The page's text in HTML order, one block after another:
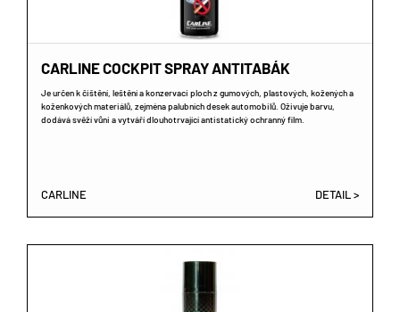
CARLINE COCKPIT SPRAY ANTITABÁK
Je určen k čištění, leštění a konzervaci ploch z gumových, plastových, kožených a
koženkových materiálů, zejména palubních desek automobilů. Oživuje barvu,
dodává svěží vůni a vytváří dlouhotrvající antistatický ochranný film.
CARLINE DETAIL >